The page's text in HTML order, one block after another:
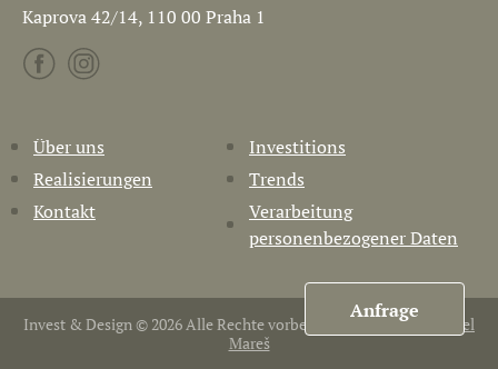
Kaprova 42/14, 110 00 Praha 1
Über uns
Investitions
Realisierungen
Trends
Kontakt
Verarbeitung
personenbezogener Daten
Invest & Design © 2026 Alle Rechte vorbehalten. Erstellt von
Pavel
Mareš
Anfrage